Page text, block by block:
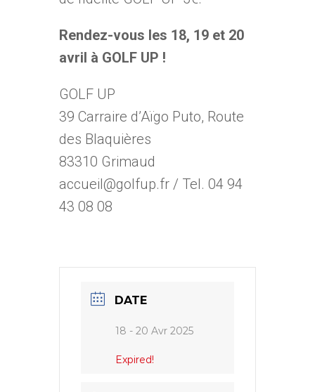
Rendez-vous les 18, 19 et 20
avril à GOLF UP !
GOLF UP
39 Carraire d’Aïgo Puto, Route
des Blaquières
83310 Grimaud
accueil@golfup.fr / Tel. 04 94
43 08 08
DATE
18 - 20 Avr 2025
Expired!